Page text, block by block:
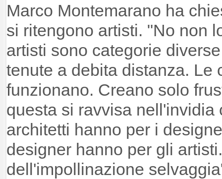
Marco Montemarano ha
si ritengono artisti. "No non
artisti sono categorie
tenute a debita distanza. Le
funzionano. Creano solo
questa si ravvisa nell'invidia
architetti hanno per i
designer hanno per gli
dell'impollinazione